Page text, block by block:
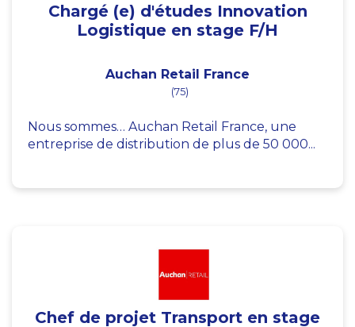
Chargé (e) d'études Innovation
Logistique en stage F/H
Auchan Retail France
(75)
Nous sommes… Auchan Retail France, une
entreprise de distribution de plus de 50 000...
Chef de projet Transport en stage